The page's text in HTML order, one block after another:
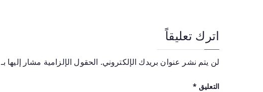
اترك تعليقاً
لن يتم نشر عنوان بريدك الإلكتروني. الحقول الإلزامية مشار إليها بـ
التعليق *